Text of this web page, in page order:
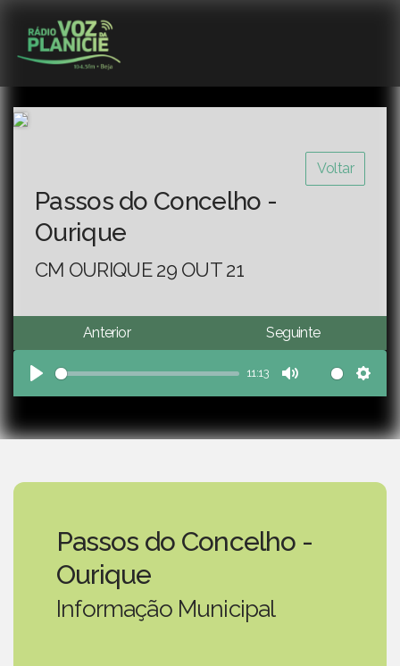
Voltar
Passos do Concelho -
Ourique
CM OURIQUE 29 OUT 21
Anterior Seguinte
Play
11:13
Mute
Passos do Concelho -
Ourique
Informação Municipal